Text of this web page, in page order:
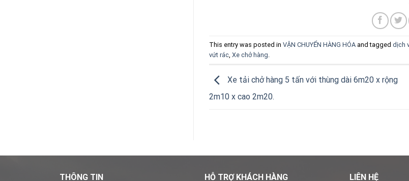
This entry was posted in VẬN CHUYỂN HÀNG HÓAand tagged dịch
vứt rác, Xe chở hàng
Xe tải chở hàng 5 tấn với thùng dài 6m20 x rộng
2m10 x cao 2m20.
THÔNG TIN
HỖ TRỢ KHÁCH HÀNG
LIÊN HỆ